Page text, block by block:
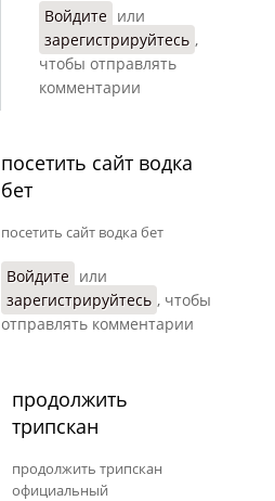
Войдите или
зарегистрируйтесь ,
чтобы отправлять
комментарии
посетить сайт водка
бет
посетить сайт водка бет
Войдите или
зарегистрируйтесь , чтобы
отправлять комментарии
продолжить
трипскан
продолжить трипскан
официальный